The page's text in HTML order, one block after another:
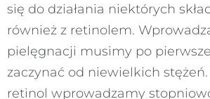
się do działania niektórych
również z retinolem.
pielęgnacji musimy po
zaczynać od niewielkich
retinol wprowadzamy